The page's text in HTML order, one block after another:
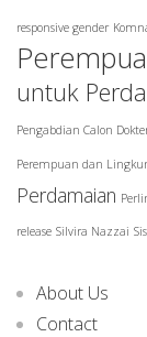
responsive gender
untuk
Pengabdian Calon
Perempuan dan
Perdamaian
release Silvira Nazzai
About Us
Contact